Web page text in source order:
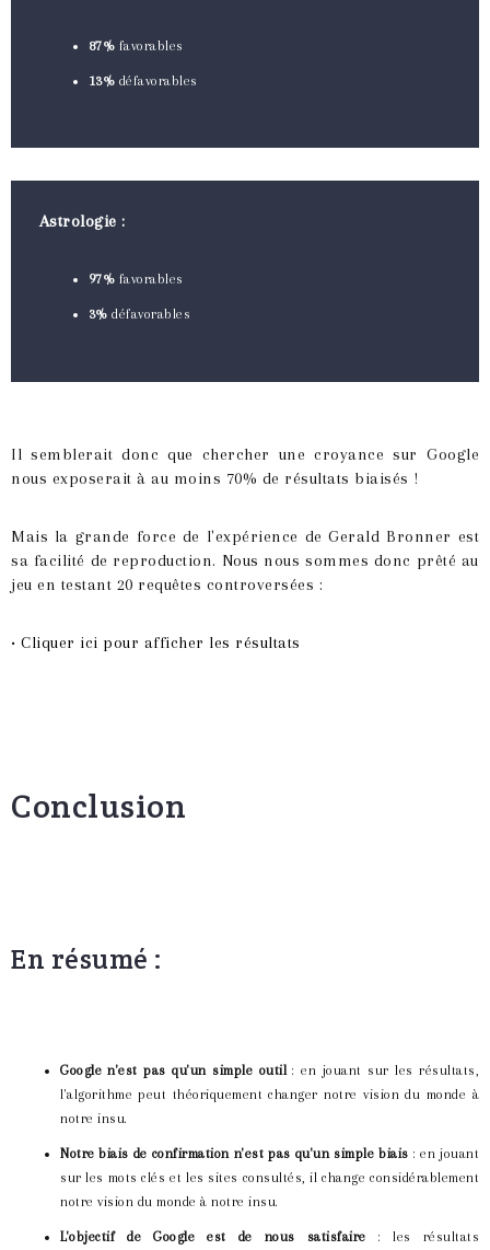
87% favorables
13% défavorables
Astrologie :
97% favorables
3% défavorables
Il semblerait donc que chercher une croyance sur Google
nous exposerait à au moins 70% de résultats biaisés !
Mais la grande force de l'expérience de Gerald Bronner est
sa facilité de reproduction. Nous nous sommes donc prêté au
jeu en testant 20 requêtes controversées :
• Cliquer ici pour afficher les résultats
Conclusion
En résumé :
Google n'est pas qu'un simple outil : en jouant sur les résultats,
l'algorithme peut théoriquement changer notre vision du monde à
notre insu.
Notre biais de confirmation n'est pas qu'un simple biais : en jouant
sur les mots clés et les sites consultés, il change considérablement
notre vision du monde à notre insu.
L'objectif de Google est de nous satisfaire : les résultats